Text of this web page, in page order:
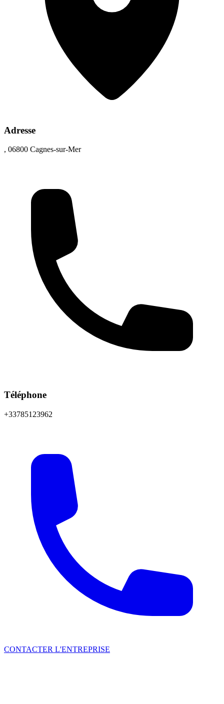
Adresse
, 06800 Cagnes-sur-Mer
Téléphone
+33785123962
CONTACTER L'ENTREPRISE